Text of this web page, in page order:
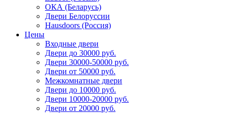
ОКА (Беларусь)
Двери Белоруссии
Hausdoors (Россия)
Цены
Входные двери
Двери до 30000 руб.
Двери 30000-50000 руб.
Двери от 50000 руб.
Межкомнатные двери
Двери до 10000 руб.
Двери 10000-20000 руб.
Двери от 20000 руб.